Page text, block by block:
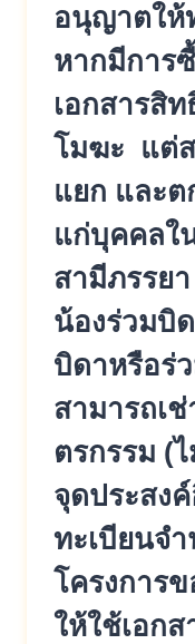
อนุญาตให้
หากมีการ
เอกสารสิท
โมฆะ แต่
แยก และ
แก่บุคคลใ
สามีภรรย
น้องร่วมบิ
บิดาหรือร่
สามารถเ
ตรกรรม (
จุดประสง
ทะเบียนจ
โครงการ
ให้ใช้เอก